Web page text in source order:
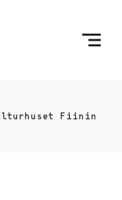
Fiinin